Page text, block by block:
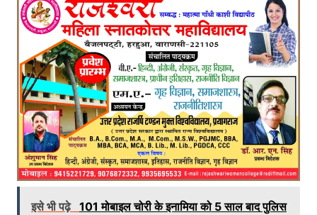
इसे भी पढ़े 101 मोबाइल चोरी के इनामिया को 5 साल बाद पुलिस